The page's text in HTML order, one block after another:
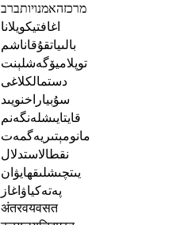
מרכזהאמנויותברב
اغافتيكويلانا
بالىياتقۇقاناشم
توپلاميۆگەشلېنت
دستمالکلاغی
سۇبياراخنويىد
قايتايىشلەنگەنم
مانومېتىريەگمەت
نقطالاستدلال
يىتچىشلىقھايۋان
پەتەكياۋاغاز
अंतरवयवसत